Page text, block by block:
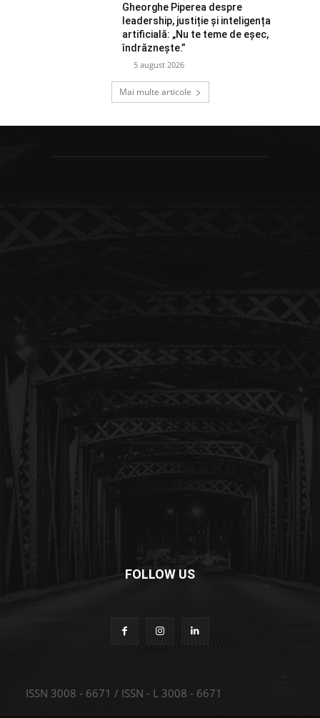
Gheorghe Piperea despre
leadership, justiție și inteligența
artificială: „Nu te teme de eșec,
îndrăznește.”
5 august 2026
Mai multe articole
FOLLOW US
ISSN 3008 - 6671 / ISSN - L 3008 - 6671